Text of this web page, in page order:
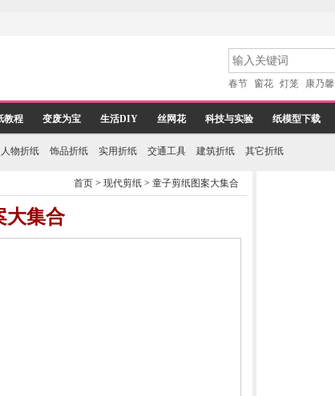
春节 窗花 灯笼 康乃馨
教程 变废为宝 生活DIY 丝网花 科技与实验 纸模型下载
人物折纸 饰品折纸 实用折纸 交通工具 建筑折纸 其它折纸
首页 >现代剪纸 >童子剪纸图案大集合
大集合